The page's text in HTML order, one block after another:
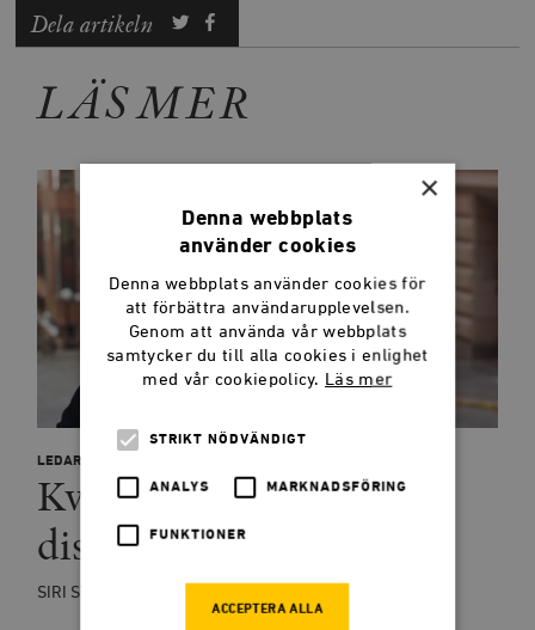
Dela artikeln
LÄS MER
LEDARE
Kvotering är alltid
diskriminering
SIRI STEIJER
×
Denna webbplats
använder cookies
Denna webbplats använder cookies för
att förbättra användarupplevelsen.
Genom att använda vår webbplats
samtycker du till alla cookies i enlighet
med vår cookiepolicy. Läs mer
STRIKT NÖDVÄNDIGT
ANALYS MARKNADSFÖRING
FUNKTIONER
ACCEPTERA ALLA